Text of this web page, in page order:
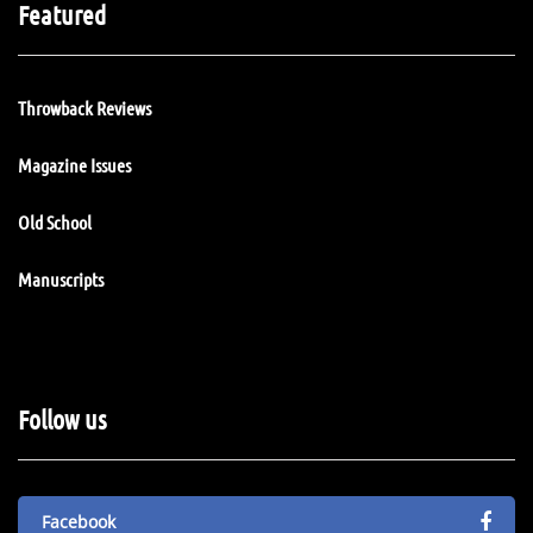
Featured
Throwback Reviews
Magazine Issues
Old School
Manuscripts
Follow us
Facebook